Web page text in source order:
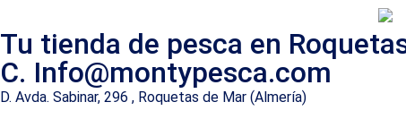
Tu tienda de pesca en
C. Info@montypesca.com
D. Avda. Sabinar, 296 , Roquetas de Mar (Almería)